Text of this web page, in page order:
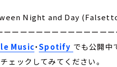
Night and Day
ーーーーーーーーーーーーー
Music・Spotify でも公開中
ェックしてみてください。